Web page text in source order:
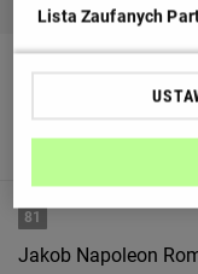
86
Karny zawodnika z
przez bramkarza.
81
Jakob Napoleon
Lista Zaufanych